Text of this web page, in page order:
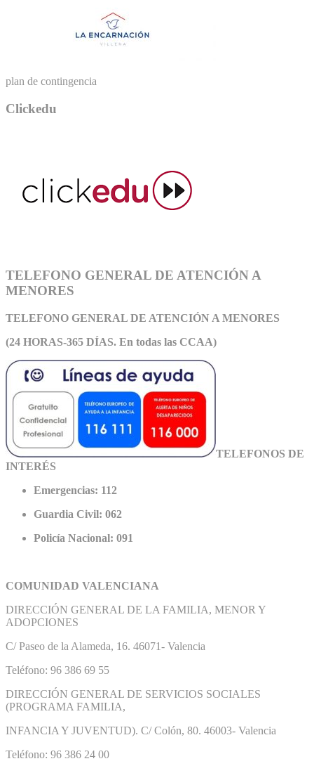
plan de contingencia
Clickedu
TELEFONO GENERAL DE ATENCIÓN A
MENORES
TELEFONO GENERAL DE ATENCIÓN A MENORES
(24 HORAS-365 DÍAS. En todas las CCAA)
TELEFONOS DE
INTERÉS
Emergencias: 112
Guardia Civil: 062
Policía Nacional: 091
COMUNIDAD VALENCIANA
DIRECCIÓN GENERAL DE LA FAMILIA, MENOR Y
ADOPCIONES
C/ Paseo de la Alameda, 16. 46071- Valencia
Teléfono: 96 386 69 55
DIRECCIÓN GENERAL DE SERVICIOS SOCIALES
(PROGRAMA FAMILIA,
INFANCIA Y JUVENTUD). C/ Colón, 80. 46003- Valencia
Teléfono: 96 386 24 00